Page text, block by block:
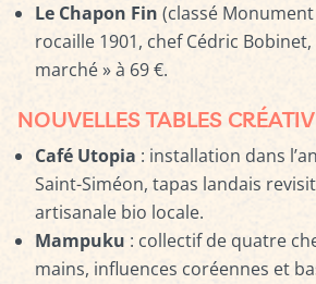
Le Chapon Fin (classé
rocaille 1901, chef Cédric
marché » à 69 €.
NOUVELLES TABLES
Café Utopia : installation dans
Saint-Siméon, tapas landais
artisanale bio locale.
Mampuku : collectif de quatre
mains, influences coréennes et